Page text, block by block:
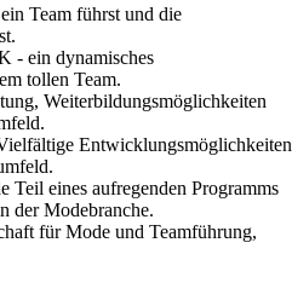
Team führst und die
- ein dynamisches
tollen Team.
Weiterbildungsmöglichkeiten
Entwicklungsmöglichkeiten
Teil eines aufregenden Programms
der Modebranche.
für Mode und Teamführung,